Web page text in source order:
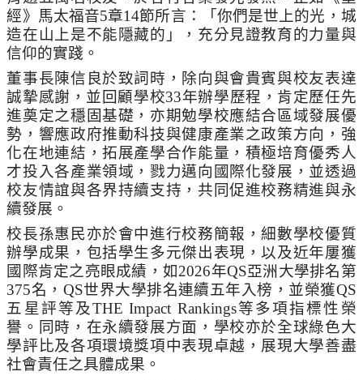
經》馬太福音5章14節所言：「你們是世上的光，城
造在山上是不能隱藏的」，充分見證教育的力量與
信仰的實踐。
董事長陳信良於致詞時，除向與會貴賓與校友表達
誠摯感謝，並回顧學校33年辦學歷程，肯定歷任先
進奠定之穩固基礎，亦期勉學校應結合區域發展優
勢，響應政府推動科技與健康產業之政策方向，強
化在地連結，拓展產學合作能量，積極培育優秀人
才投入各產業領域，戮力邁向國際化發展，並透過
校友情誼與各界持續支持，共同促進校務精進與永
續發展。
校長孫惠民亦於會中進行校務簡報，細數學校優質
辦學成果，包括學生多元傑出表現，以及近年屢獲
國際肯定之亮眼成績，如2026年QS亞洲大學排名第
375名， QS世界大學排名連續五年入榜，並榮獲QS
五星評等及THE Impact Rankings等多項指標性榮
譽。同時，在永續發展方面，學校亦於全球綠色大
學評比及各項環境獎項中表現卓越，展現大學善盡
社會責任之具體成果。